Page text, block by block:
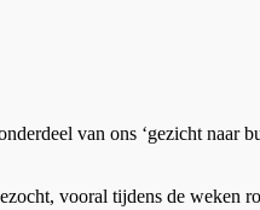
van ons ‘gezicht naar
vooral tijdens de weken